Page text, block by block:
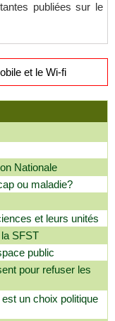
publiées sur le
et le Wi-fi
Nationale
ou maladie?
et leurs unités
SFST
public
pour refuser les
un choix politique